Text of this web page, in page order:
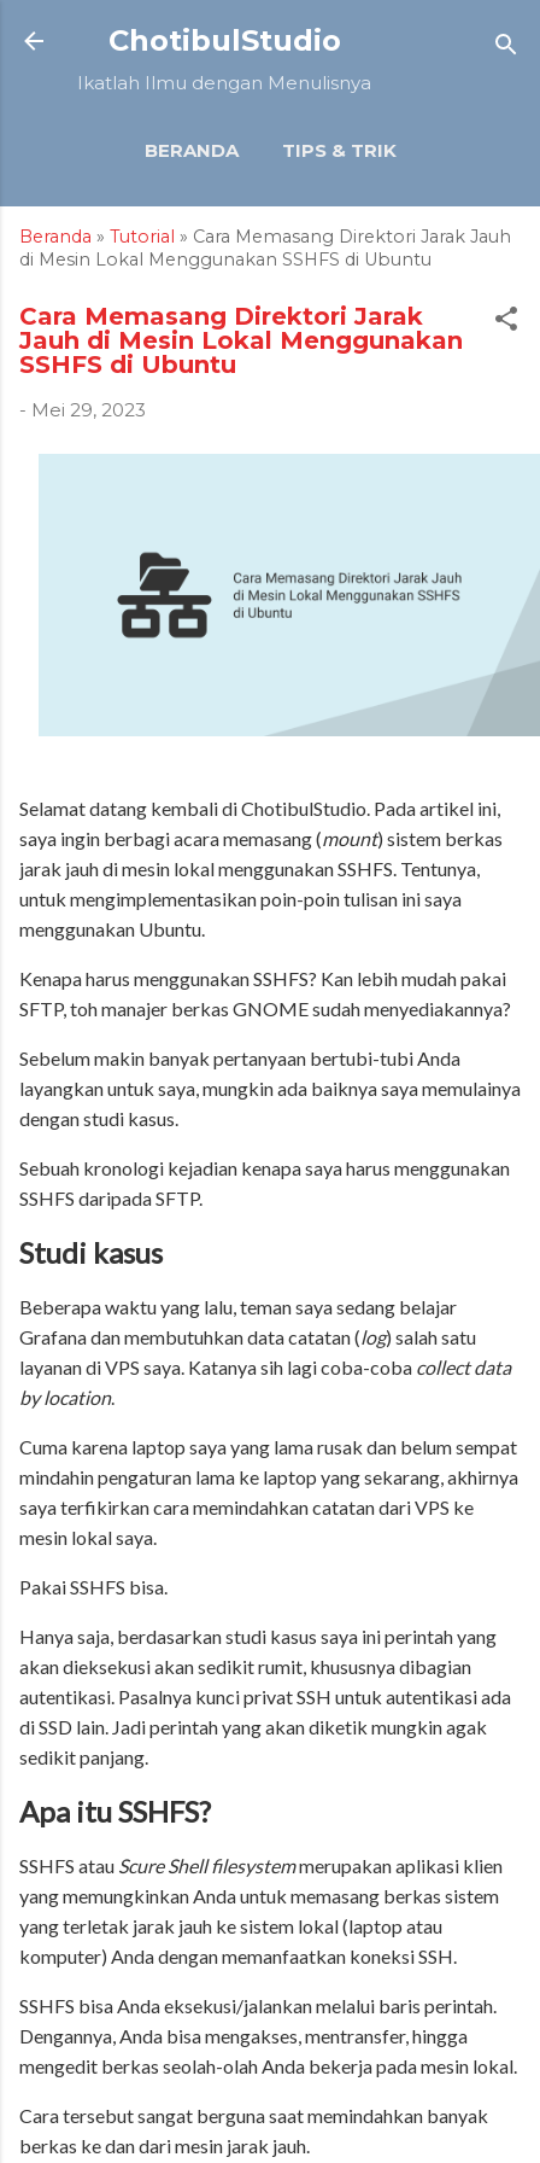
Langsung ke konten utama
ChotibulStudio
Ikatlah Ilmu dengan Menulisnya
BERANDA TIPS & TRIK
TUTORIAL ARTIKEL
LAINNYA… ULASAN
Beranda » Tutorial » Cara Memasang Direktori Jarak Jauh
di Mesin Lokal Menggunakan SSHFS di Ubuntu
Cara Memasang Direktori Jarak
Jauh di Mesin Lokal Menggunakan
SSHFS di Ubuntu
- Mei 29, 2023
Selamat datang kembali di ChotibulStudio. Pada artikel ini,
saya ingin berbagi acara memasang (mount) sistem berkas
jarak jauh di mesin lokal menggunakan SSHFS. Tentunya,
untuk mengimplementasikan poin-poin tulisan ini saya
menggunakan Ubuntu.
Kenapa harus menggunakan SSHFS? Kan lebih mudah pakai
SFTP, toh manajer berkas GNOME sudah menyediakannya?
Sebelum makin banyak pertanyaan bertubi-tubi Anda
layangkan untuk saya, mungkin ada baiknya saya memulainya
dengan studi kasus.
Sebuah kronologi kejadian kenapa saya harus menggunakan
SSHFS daripada SFTP.
Studi kasus
Beberapa waktu yang lalu, teman saya sedang belajar
Grafana dan membutuhkan data catatan (log) salah satu
layanan di VPS saya. Katanya sih lagi coba-coba collect data
by location.
Cuma karena laptop saya yang lama rusak dan belum sempat
mindahin pengaturan lama ke laptop yang sekarang, akhirnya
saya terfikirkan cara memindahkan catatan dari VPS ke
mesin lokal saya.
Pakai SSHFS bisa.
Hanya saja, berdasarkan studi kasus saya ini perintah yang
akan dieksekusi akan sedikit rumit, khususnya dibagian
autentikasi. Pasalnya kunci privat SSH untuk autentikasi ada
di SSD lain. Jadi perintah yang akan diketik mungkin agak
sedikit panjang.
Apa itu SSHFS?
SSHFS atau Scure Shell filesystemmerupakan aplikasi klien
yang memungkinkan Anda untuk memasang berkas sistem
yang terletak jarak jauh ke sistem lokal (laptop atau
komputer) Anda dengan memanfaatkan koneksi SSH.
SSHFS bisa Anda eksekusi/jalankan melalui baris perintah.
Dengannya, Anda bisa mengakses, mentransfer, hingga
mengedit berkas seolah-olah Anda bekerja pada mesin lokal.
Cara tersebut sangat berguna saat memindahkan banyak
berkas ke dan dari mesin jarak jauh.